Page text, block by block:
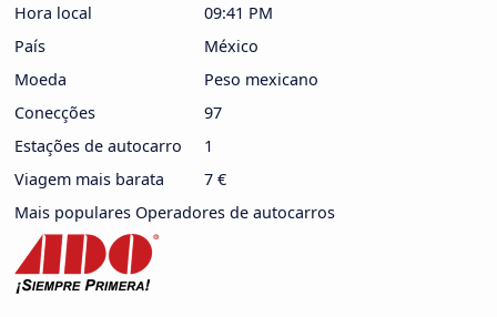
Hora local
09:41 PM
País
México
Moeda
Peso mexicano
Conecções
97
Estações de autocarro
1
Viagem mais barata
7 €
Mais populares Operadores de autocarros